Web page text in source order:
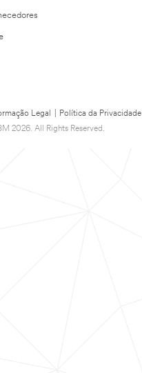
Legal Política da Privacidade
2026. All Rights Reserved.